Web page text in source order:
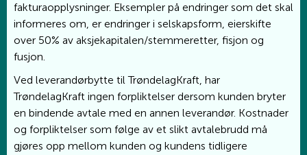
fakturaopplysninger. Eksempler på endringer som det skal
informeres om, er endringer i selskapsform, eierskifte
over 50% av aksjekapitalen/stemmeretter, fisjon og
fusjon.
Ved leverandørbytte til TrøndelagKraft, har
TrøndelagKraft ingen forpliktelser dersom kunden bryter
en bindende avtale med en annen leverandør. Kostnader
og forpliktelser som følge av et slikt avtalebrudd må
gjøres opp mellom kunden og kundens tidligere